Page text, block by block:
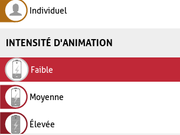
Individuel
INTENSITÉ D'ANIMATION
Faible
Moyenne
Élevée